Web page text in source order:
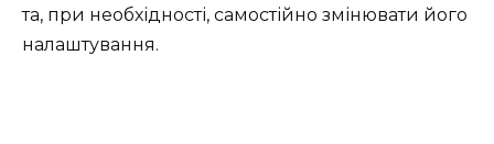
та, при необхідності, самостійно змінювати його
налаштування.